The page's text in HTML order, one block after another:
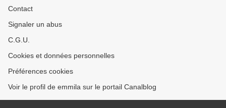
Contact
Signaler un abus
C.G.U.
Cookies et données personnelles
Préférences cookies
Voir le profil de emmila sur le portail Canalblog